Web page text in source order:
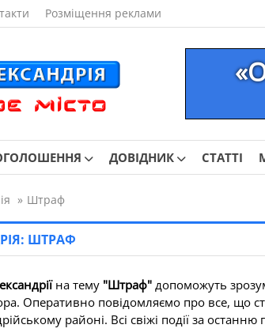
Розміщення реклами
ДОВІДНИК СТАТТІ
» Штраф
ШТРАФ
на тему "Штраф" допоможуть
Оперативно повідомляємо про все, що
районі. Всі свіжі події за